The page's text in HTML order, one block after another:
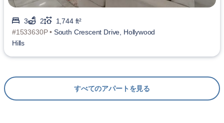
3 2
1,744 ft²
#1533630P • South Crescent Drive, Hollywood
Hills
すべてのアパートを見る